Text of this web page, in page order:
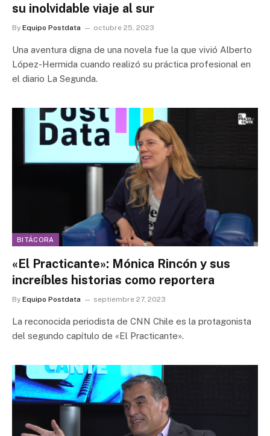
su inolvidable viaje al sur
By Equipo Postdata octubre 25, 2023
Una aventura digna de una novela fue la que vivió Alberto
López-Hermida cuando realizó su práctica profesional en
el diario La Segunda.
BITÁCORA
«El Practicante»: Mónica Rincón y sus
increíbles historias como reportera
By Equipo Postdata septiembre 27, 2023
La reconocida periodista de CNN Chile es la protagonista
del segundo capítulo de «El Practicante».